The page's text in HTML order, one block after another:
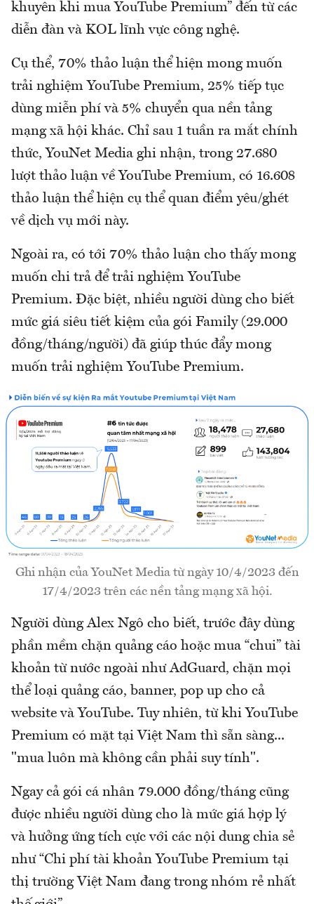
khuyên khi mua YouTube Premium” đến từ các
diễn đàn và KOL lĩnh vực công nghệ.
Cụ thể, 70% thảo luận thể hiện mong muốn
trải nghiệm YouTube Premium, 25% tiếp tục
dùng miễn phí và 5% chuyển qua nền tảng
mạng xã hội khác. Chỉ sau 1 tuần ra mắt chính
thức, YouNet Media ghi nhận, trong 27.680
lượt thảo luận về YouTube Premium, có 16.608
thảo luận thể hiện cụ thể quan điểm yêu/ghét
về dịch vụ mới này.
Ngoài ra, có tới 70% thảo luận cho thấy mong
muốn chi trả để trải nghiệm YouTube
Premium. Đặc biệt, nhiều người dùng cho biết
mức giá siêu tiết kiệm của gói Family (29.000
đồng/tháng/người) đã giúp thúc đẩy mong
muốn trải nghiệm YouTube Premium.
Ghi nhận của YouNet Media từ ngày 10/4/2023 đến
17/4/2023 trên các nền tảng mạng xã hội.
Người dùng Alex Ngô cho biết, trước đây dùng
phần mềm chặn quảng cáo hoặc mua “chui” tài
khoản từ nước ngoài như AdGuard, chặn mọi
thể loại quảng cáo, banner, pop up cho cả
website và YouTube. Tuy nhiên, từ khi YouTube
Premium có mặt tại Việt Nam thì sẵn sàng...
"mua luôn mà không cần phải suy tính".
Ngay cả gói cá nhân 79.000 đồng/tháng cũng
được nhiều người dùng cho là mức giá hợp lý
và hưởng ứng tích cực với các nội dung chia sẻ
như “Chi phí tài khoản YouTube Premium tại
thị trường Việt Nam đang trong nhóm rẻ nhất